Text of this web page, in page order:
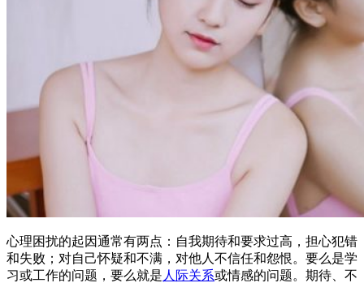
心理困扰的起因通常有两点：自我期待和要求过高，担心犯错
和失败；对自己怀疑和不满，对他人不信任和怨恨。要么是学
习或工作的问题，要么就是 人际关系或情感的问题。期待、不